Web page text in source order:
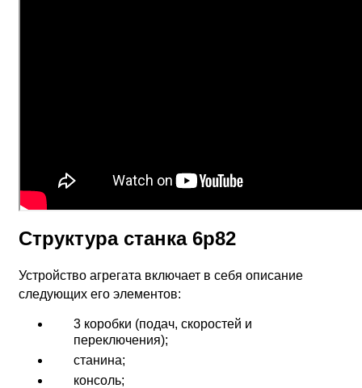
Структура станка 6р82
Устройство агрегата включает в себя описание
следующих его элементов:
3 коробки (подач, скоростей и
переключения);
станина;
консоль;